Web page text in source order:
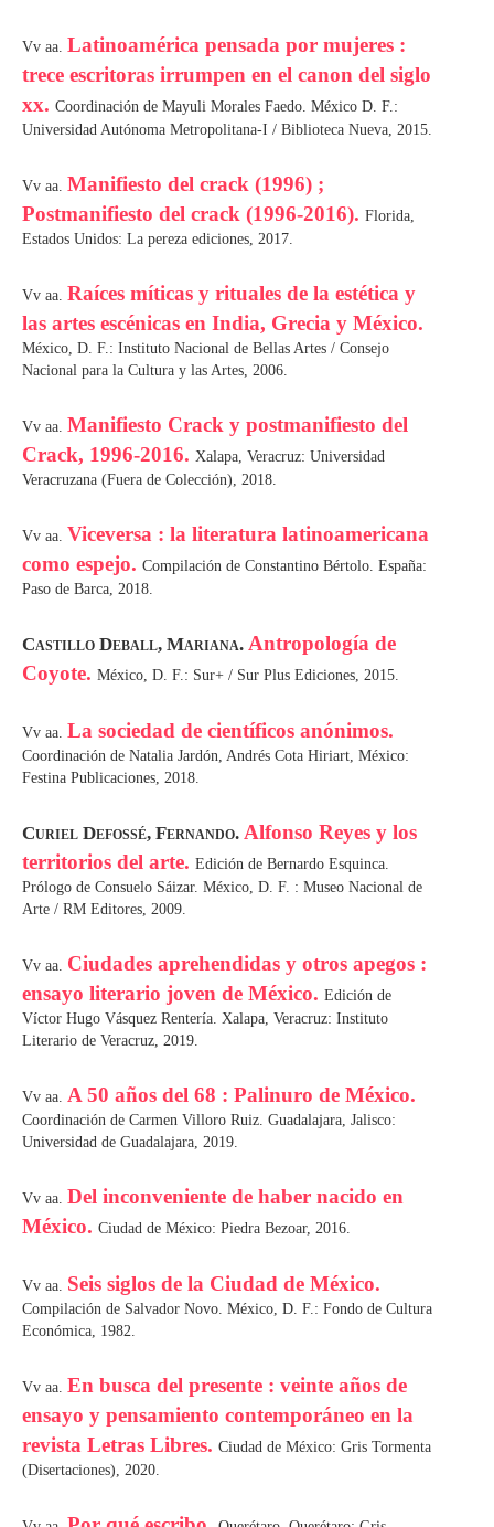
Vv aa. Latinoamérica pensada por mujeres :
trece escritoras irrumpen en el canon del siglo
xx. Coordinación de Mayuli Morales Faedo. México D. F.:
Universidad Autónoma Metropolitana-I / Biblioteca Nueva, 2015.
Vv aa. Manifiesto del crack (1996) ;
Postmanifiesto del crack (1996-2016). Florida,
Estados Unidos: La pereza ediciones, 2017.
Vv aa. Raíces míticas y rituales de la estética y
las artes escénicas en India, Grecia y México.
México, D. F.: Instituto Nacional de Bellas Artes / Consejo
Nacional para la Cultura y las Artes, 2006.
Vv aa. Manifiesto Crack y postmanifiesto del
Crack, 1996-2016. Xalapa, Veracruz: Universidad
Veracruzana (Fuera de Colección), 2018.
Vv aa. Viceversa : la literatura latinoamericana
como espejo. Compilación de Constantino Bértolo. España:
Paso de Barca, 2018.
Castillo Deball, Mariana. Antropología de
Coyote. México, D. F.: Sur+ / Sur Plus Ediciones, 2015.
Vv aa. La sociedad de científicos anónimos.
Coordinación de Natalia Jardón, Andrés Cota Hiriart, México:
Festina Publicaciones, 2018.
Curiel Defossé, Fernando. Alfonso Reyes y los
territorios del arte. Edición de Bernardo Esquinca.
Prólogo de Consuelo Sáizar. México, D. F. : Museo Nacional de
Arte / RM Editores, 2009.
Vv aa. Ciudades aprehendidas y otros apegos :
ensayo literario joven de México. Edición de
Víctor Hugo Vásquez Rentería. Xalapa, Veracruz: Instituto
Literario de Veracruz, 2019.
Vv aa. A 50 años del 68 : Palinuro de México.
Coordinación de Carmen Villoro Ruiz. Guadalajara, Jalisco:
Universidad de Guadalajara, 2019.
Vv aa. Del inconveniente de haber nacido en
México. Ciudad de México: Piedra Bezoar, 2016.
Vv aa. Seis siglos de la Ciudad de México.
Compilación de Salvador Novo. México, D. F.: Fondo de Cultura
Económica, 1982.
Vv aa. En busca del presente : veinte años de
ensayo y pensamiento contemporáneo en la
revista Letras Libres. Ciudad de México: Gris Tormenta
(Disertaciones), 2020.